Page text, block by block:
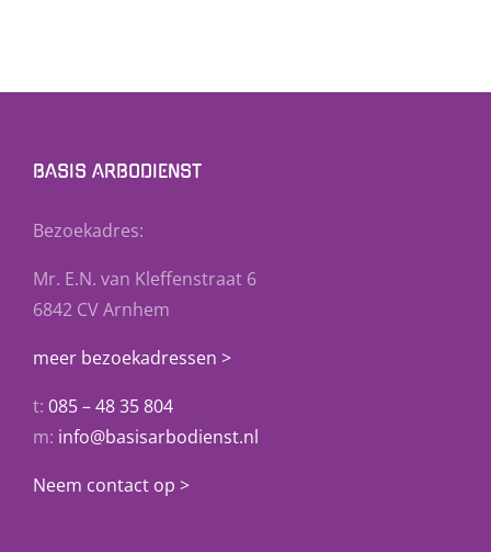
BASIS ARBODIENST
Bezoekadres:
Mr. E.N. van Kleffenstraat 6
6842 CV Arnhem
meer bezoekadressen >
t: 085 – 48 35 804
m: info@basisarbodienst.nl
Neem contact op >